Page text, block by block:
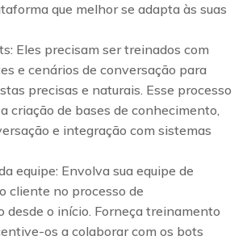
que melhor se adapta às suas
Eles precisam ser treinados com
e cenários de conversação para
precisas e naturais. Esse processo
criação de bases de conhecimento,
e integração com sistemas
equipe: Envolva sua equipe de
cliente no processo de
desde o início. Forneça treinamento
os a colaborar com os bots